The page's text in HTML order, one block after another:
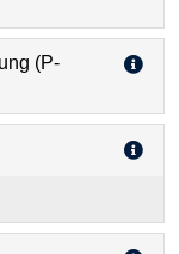
(P-